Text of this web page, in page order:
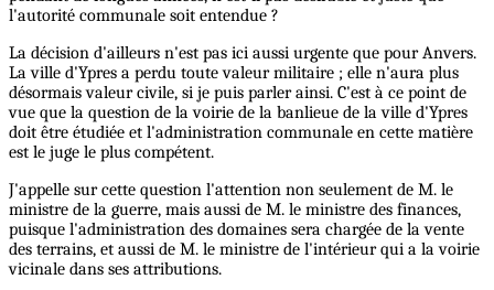
l'autorité communale soit entendue ?
La décision d'ailleurs n'est pas ici aussi urgente que pour Anvers.
La ville d'Ypres a perdu toute valeur militaire ; elle n'aura plus
désormais valeur civile, si je puis parler ainsi. C'est à ce point de
vue que la question de la voirie de la banlieue de la ville d'Ypres
doit être étudiée et l'administration communale en cette matière
est le juge le plus compétent.
J'appelle sur cette question l'attention non seulement de M. le
ministre de la guerre, mais aussi de M. le ministre des finances,
puisque l'administration des domaines sera chargée de la vente
des terrains, et aussi de M. le ministre de l'intérieur qui a la voirie
vicinale dans ses attributions.